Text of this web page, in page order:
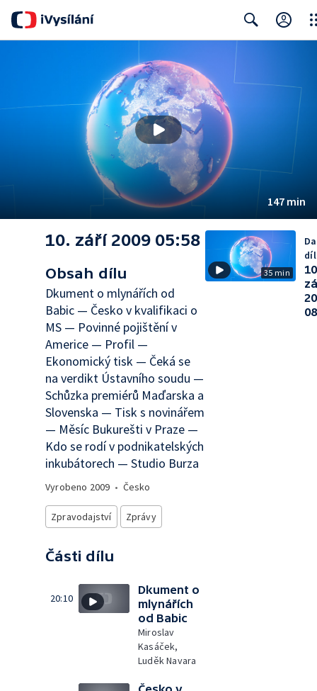
147 min
10. září 2009 05:58
Obsah dílu
Dkument o mlynářích od
Babic — Česko v kvalifikaci o
MS — Povinné pojištění v
Americe — Profil —
Ekonomický tisk — Čeká se
na verdikt Ústavního soudu —
Schůzka premiérů Maďarska a
Slovenska — Tisk s novinářem
— Měsíc Bukurešti v Praze —
Kdo se rodí v podnikatelských
inkubátorech — Studio Burza
Vyrobeno 2009 • Česko
Zpravodajství Zprávy
Části dílu
20:10
Dkument o
mlynářích
od Babic
Miroslav
Kasáček,
Luděk Navara
35 min
díl